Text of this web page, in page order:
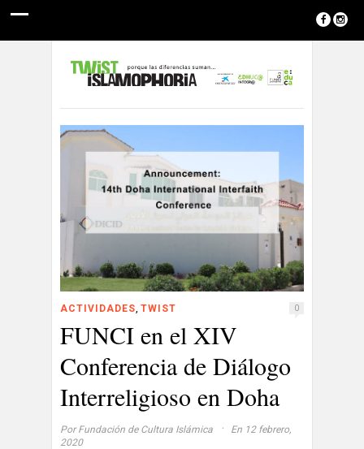
ACTIVIDADES TWIST 0
FUNCI en el XIV
Conferencia de Diálogo
Interreligioso en Doha
Por Fundación de Cultura Islámica ·
En 12 febrero,
2020